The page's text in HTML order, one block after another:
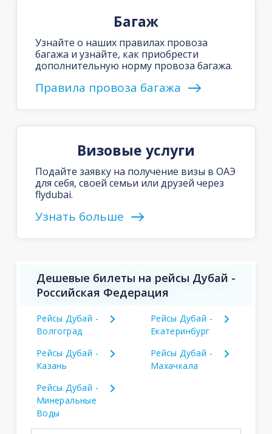
Багаж
Узнайте о наших правилах провоза
багажа и узнайте, как приобрести
дополнительную норму провоза багажа.
Правила провоза багажа
Визовые услуги
Подайте заявку на получение визы в ОАЭ
для себя, своей семьи или друзей через
flydubai.
Узнать больше
Дешевые билеты на рейсы Дубай -
Российская Федерация
Рейсы Дубай -
Волгоград
Рейсы Дубай -
Екатеринбург
Рейсы Дубай -
Казань
Рейсы Дубай -
Махачкала
Рейсы Дубай -
Минеральные
Воды